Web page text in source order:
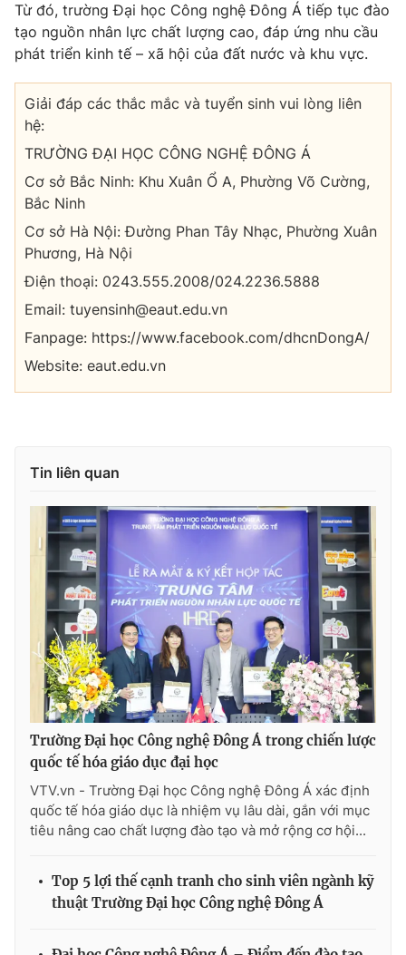
Thị trường
Tư vấn
Lịch phát sóng
Chuyên mục khác
Emagazine
Photo Infographic
Video Shorts video
VTV Money VTV Thể thao
VTV Sức khoẻ Bất động sản
Liên hệ tòa soạn English
THỜI BÁO VTV
Theo dõi báo trên
Cơ quan chủ quản:
Cơ quan báo chí:
Thời báo VTV
Giấy phép hoạt động báo in và báo điện tử số 483/GP-BTTTT
Vũ Thanh Thủy
Phó Tổng Biên tập:
Nguyễn Thị Mỹ Hạnh, Phạm Quốc Thắng,
Nguyễn Trọng Ninh
Từ đó, trường Đại học Công nghệ Đông Á tiếp tục đào
tạo nguồn nhân lực chất lượng cao, đáp ứng nhu cầu
phát triển kinh tế – xã hội của đất nước và khu vực.
Giải đáp các thắc mắc và tuyển sinh vui lòng liên
hệ:
TRƯỜNG ĐẠI HỌC CÔNG NGHỆ ĐÔNG Á
Cơ sở Bắc Ninh: Khu Xuân Ổ A, Phường Võ Cường,
Bắc Ninh
Cơ sở Hà Nội: Đường Phan Tây Nhạc, Phường Xuân
Phương, Hà Nội
Điện thoại: 0243.555.2008/024.2236.5888
Email: tuyensinh@eaut.edu.vn
Fanpage: https://www.facebook.com/dhcnDongA/
Website: eaut.edu.vn
Tin liên quan
Trường Đại học Công nghệ Đông Á trong chiến lược
quốc tế hóa giáo dục đại học
VTV.vn - Trường Đại học Công nghệ Đông Á xác định
quốc tế hóa giáo dục là nhiệm vụ lâu dài, gắn với mục
tiêu nâng cao chất lượng đào tạo và mở rộng cơ hội...
Top 5 lợi thế cạnh tranh cho sinh viên ngành kỹ
thuật Trường Đại học Công nghệ Đông Á